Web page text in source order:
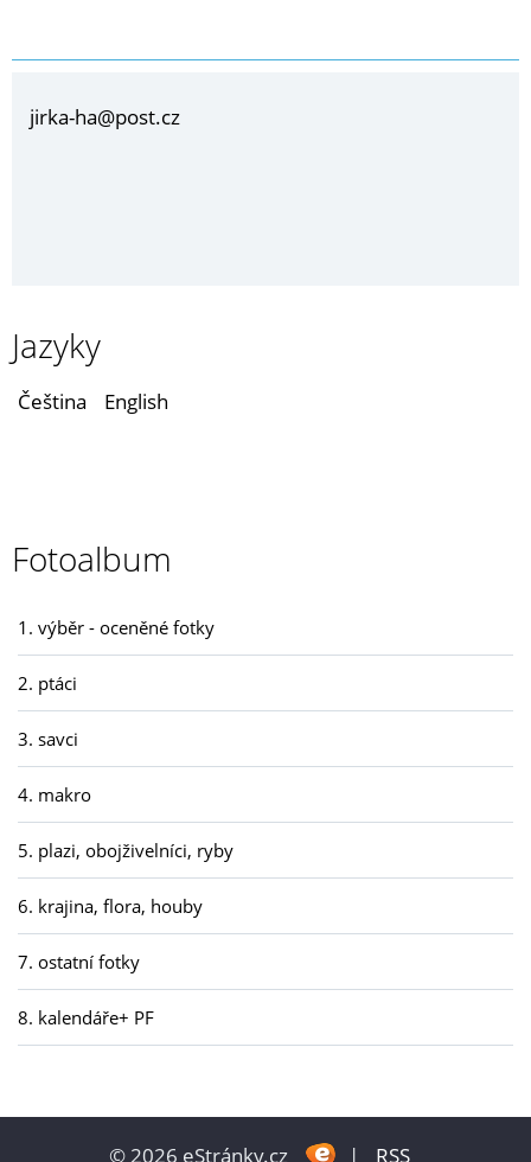
jirka-ha@post.cz
Jazyky
Čeština English
Fotoalbum
1. výběr - oceněné fotky
2. ptáci
3. savci
4. makro
5. plazi, obojživelníci, ryby
6. krajina, flora, houby
7. ostatní fotky
8. kalendáře+ PF
© 2026 eStránky.cz | RSS